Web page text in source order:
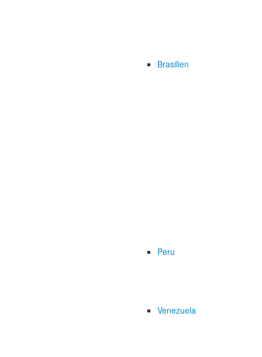
Brasilien
Peru
Venezuela